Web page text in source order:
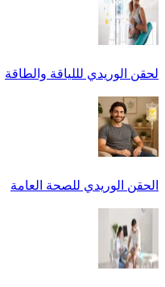
لحقن الوريدي لللياقة والطاقة
الحقن الوريدي للصحة العامة